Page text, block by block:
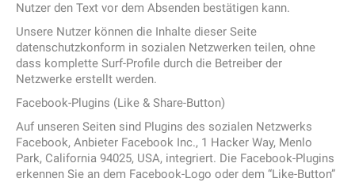
Nutzer den Text vor dem Absenden bestätigen kann.
Unsere Nutzer können die Inhalte dieser Seite
datenschutzkonform in sozialen Netzwerken teilen, ohne
dass komplette Surf-Profile durch die Betreiber der
Netzwerke erstellt werden.
Facebook-Plugins (Like & Share-Button)
Auf unseren Seiten sind Plugins des sozialen Netzwerks
Facebook, Anbieter Facebook Inc., 1 Hacker Way, Menlo
Park, California 94025, USA, integriert. Die Facebook-Plugins
erkennen Sie an dem Facebook-Logo oder dem “Like-Button”